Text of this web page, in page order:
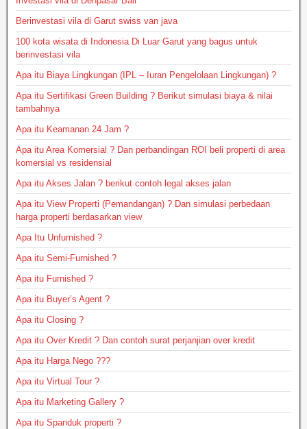
Berinvestasi vila di Garut swiss van java
100 kota wisata di Indonesia Di Luar Garut yang bagus untuk
berinvestasi vila
Apa itu Biaya Lingkungan (IPL – Iuran Pengelolaan Lingkungan) ?
Apa itu Sertifikasi Green Building ? Berikut simulasi biaya & nilai
tambahnya
Apa itu Keamanan 24 Jam ?
Apa itu Area Komersial ? Dan perbandingan ROI beli properti di area
komersial vs residensial
Apa itu Akses Jalan ? berikut contoh legal akses jalan
Apa itu View Properti (Pemandangan) ? Dan simulasi perbedaan
harga properti berdasarkan view
Apa Itu Unfurnished ?
Apa itu Semi-Furnished ?
Apa itu Furnished ?
Apa itu Buyer’s Agent ?
Apa itu Closing ?
Apa itu Over Kredit ? Dan contoh surat perjanjian over kredit
Apa itu Harga Nego ???
Apa itu Virtual Tour ?
Apa itu Marketing Gallery ?
Apa itu Spanduk properti ?